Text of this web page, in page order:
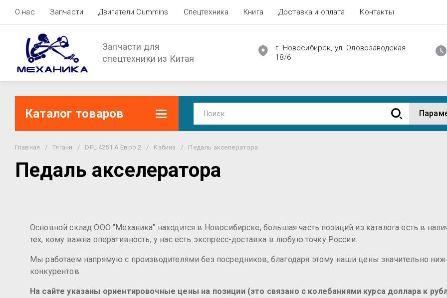
О нас Запчасти Двигатели Cummins Спецтехника Книга Доставка и оплата Контакты
Запчасти для
спецтехники из Китая
г. Новосибирск, ул. Оловозаводская
18/6
Каталог товаров
Главная / Тягачи / DFL 4251 A Евро 2 / Кабина / Педаль акселератора
Педаль акселератора
Основной склад ООО "Механика" находится в Новосибирске, большая часть позиций из каталога есть в
тех, кому важна оперативность, у нас есть экспресс-доставка в любую точку России.
Мы работаем напрямую с производителями без посредников, благодаря этому наши цены значительно
конкурентов.
На сайте указаны ориентировочные цены на позиции (это связано с колебаниями курса доллара к